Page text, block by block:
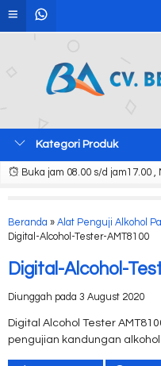
Kategori Produk
Buka jam 08.00 s/d jam17.00
Beranda » Alat Penguji Alkohol
Digital-Alcohol-Tester-AMT8100
Digital-Alcohol-
Diunggah pada 3 August 2020
Digital Alcohol Tester
pengujian kandungan